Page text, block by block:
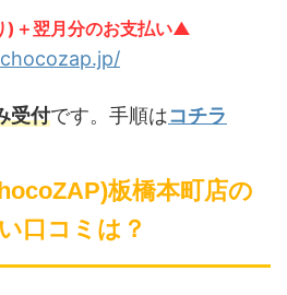
＋翌月分のお支払い▲
受付です。手順はコチラ
板橋本町店の
口コミは？